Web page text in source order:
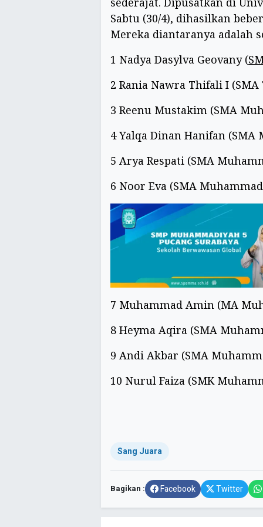
Sabtu (30/4), dihasilkan
Mereka diantaranya adalah
1 Nadya Dasylva Geovany (
2 Rania Nawra Thifali I
3 Reenu Mustakim (SMA
4 Yalqa Dinan Hanifan
5 Arya Respati (SMA
6 Noor Eva (SMA
7 Muhammad Amin (MA
8 Heyma Aqira (SMA
9 Andi Akbar (SMA
10 Nurul Faiza (SMK
Sang Juara
Bagikan : Facebook Twitter